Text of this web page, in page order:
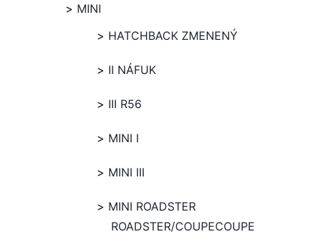
MINI
HATCHBACK ZMENENÝ
II NÁFUK
III R56
MINI I
MINI III
MINI ROADSTER
ROADSTER/COUPECOUPE